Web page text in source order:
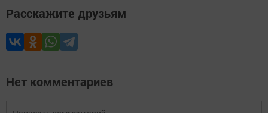
Расскажите друзьям
Нет комментариев